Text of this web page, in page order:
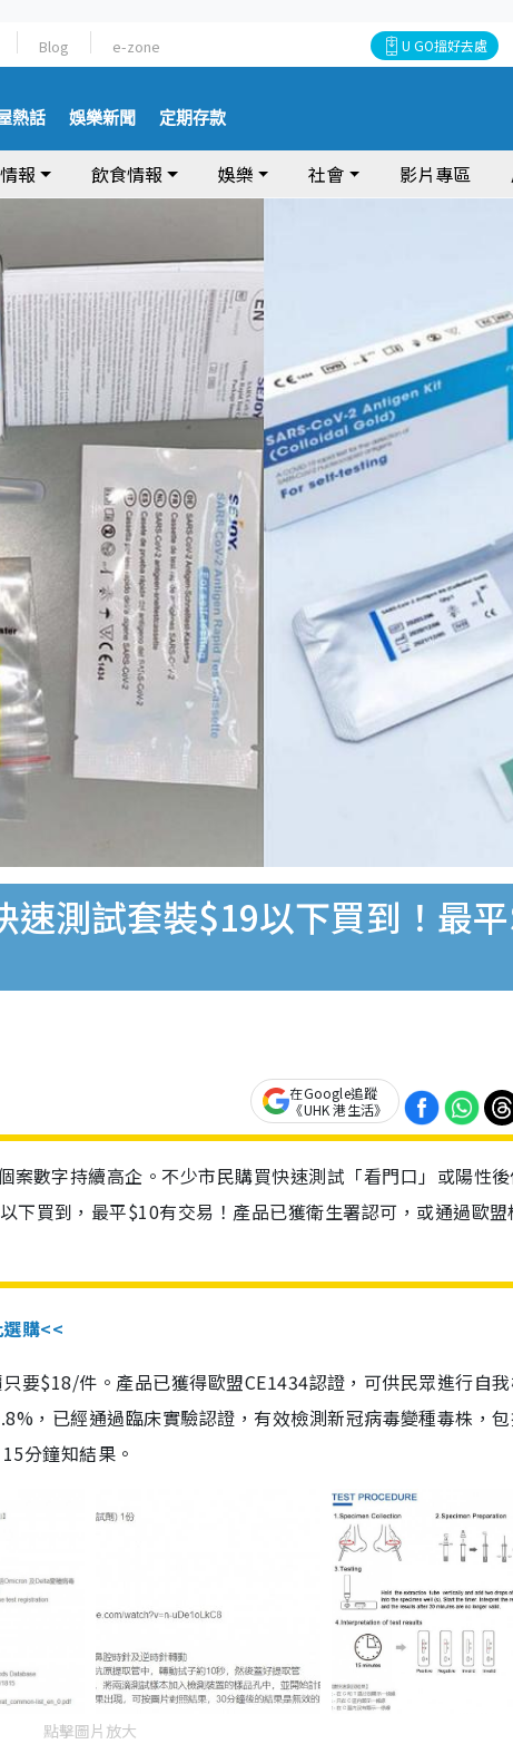
Blog e-zone U GO搵好去處
熱話 娛樂新聞 定期存款
報 飲食情報 娛樂 社會 影片專區
速測試套裝$19以下買到！最
在Google追蹤
《UHK 港生活》
數字持續高企。不少市民購買快速測試「看門口」或陽性
下買到，最平$10有交易！產品已獲衛生署認可，或通過歐盟
購<<
要$18/件。產品已獲得歐盟CE1434認證，可供民眾進行自
，已經通過臨床實驗認證，有效檢測新冠病毒變種毒株，
分鐘知結果。
點擊圖片放大